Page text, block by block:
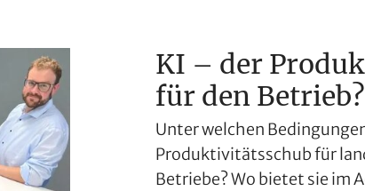
KI – der
für den Betrieb?
Unter welchen
Produktivitätsschub für
Betriebe? Wo bietet sie im